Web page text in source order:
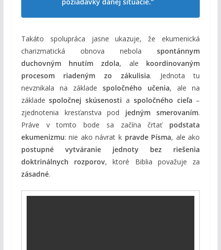
Takáto spolupráca jasne ukazuje, že ekumenická
charizmatická obnova nebolaspontánnym
duchovným hnutím zdola, ale koordinovaným
procesom riadeným zo zákulisia. Jednota tu
nevznikala na základe spoločného učenia, ale na
základespoločnej skúsenosti a spoločného cieľa –
zjednotenia kresťanstva pod jedným smerovaním.
Práve v tomto bode sa začína črtať podstata
ekumenizmu: nie ako návrat k pravde Písma, ale ako
postupné vytváranie jednoty bez riešenia
doktrinálnych rozporov, ktoré Biblia považuje za
zásadné.